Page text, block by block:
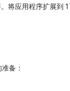
将应用程序扩展到
备：